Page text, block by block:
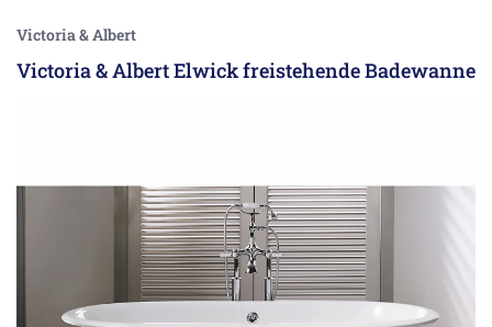
Victoria & Albert
Victoria & Albert Elwick freistehende Badewanne